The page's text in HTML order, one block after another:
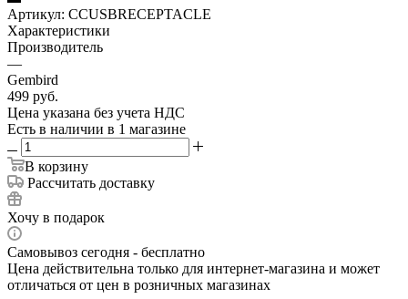
Артикул: CCUSBRECEPTACLE
Характеристики
Производитель
—
Gembird
499 руб.
Цена указана без учета НДС
Есть в наличии в 1 магазине
В корзину
Рассчитать доставку
Хочу в подарок
Самовывоз сегодня - бесплатно
Цена действительна только для интернет-магазина и может
отличаться от цен в розничных магазинах